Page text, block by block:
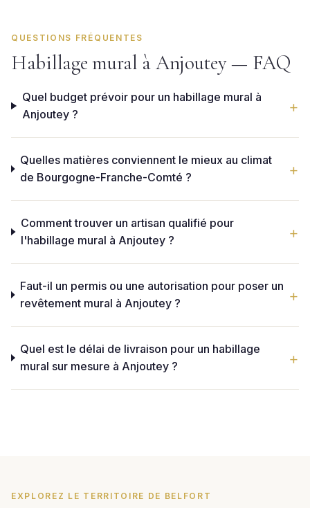
QUESTIONS FRÉQUENTES
Habillage mural à Anjoutey — FAQ
Quel budget prévoir pour un habillage mural à
Anjoutey ?
Quelles matières conviennent le mieux au climat
de Bourgogne-Franche-Comté ?
Comment trouver un artisan qualifié pour
l'habillage mural à Anjoutey ?
Faut-il un permis ou une autorisation pour poser un
revêtement mural à Anjoutey ?
Quel est le délai de livraison pour un habillage
mural sur mesure à Anjoutey ?
EXPLOREZ LE TERRITOIRE DE BELFORT